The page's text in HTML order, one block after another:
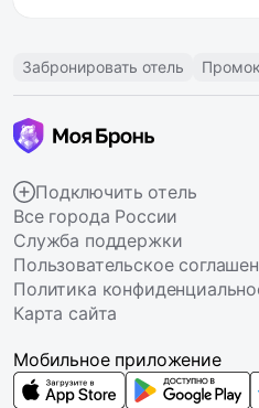
Забронировать отель
Подключить отель
Все города России
Служба поддержки
Пользовательское
Политика
Карта сайта
Мобильное приложение